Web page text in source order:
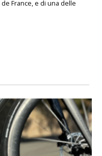
France, e di una delle